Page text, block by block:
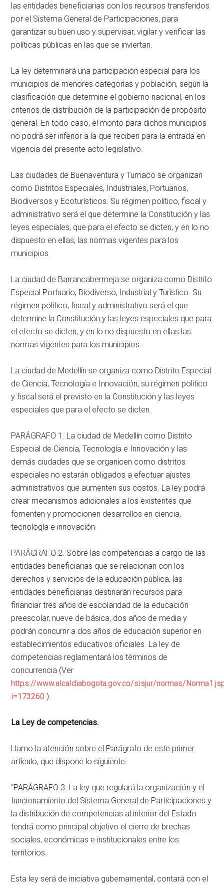
las entidades beneficiarias con los recursos transferidos
por el Sistema General de Participaciones, para
garantizar su buen uso y supervisar, vigilar y verificar las
políticas públicas en las que se inviertan.
La ley determinará una participación especial para los
municipios de menores categorías y población, según la
clasificación que determine el gobierno nacional, en los
criterios de distribución de la participación de propósito
general. En todo caso, el monto para dichos municipios
no podrá ser inferior a la que reciben para la entrada en
vigencia del presente acto legislativo.
Las ciudades de Buenaventura y Tumaco se organizan
como Distritos Especiales, Industriales, Portuarios,
Biodiversos y Ecoturísticos. Su régimen político, fiscal y
administrativo será el que determine la Constitución y las
leyes especiales, que para el efecto se dicten, y en lo no
dispuesto en ellas, las normas vigentes para los
municipios.
La ciudad de Barrancabermeja se organiza como Distrito
Especial Portuario, Biodiverso, Industrial y Turístico. Su
régimen político, fiscal y administrativo será el que
determine la Constitución y las leyes especiales que para
el efecto se dicten, y en lo no dispuesto en ellas las
normas vigentes para los municipios.
La ciudad de Medellín se organiza como Distrito Especial
de Ciencia, Tecnología e Innovación, su régimen político
y fiscal será el previsto en la Constitución y las leyes
especiales que para el efecto se dicten.
PARÁGRAFO 1. La ciudad de Medellín como Distrito
Especial de Ciencia, Tecnología e Innovación y las
demás ciudades que se organicen como distritos
especiales no estarán obligados a efectuar ajustes
administrativos que aumenten sus costos. La ley podrá
crear mecanismos adicionales a los existentes que
fomenten y promocionen desarrollos en ciencia,
tecnología e innovación.
PARÁGRAFO 2. Sobre las competencias a cargo de las
entidades beneficiarias que se relacionan con los
derechos y servicios de la educación pública, las
entidades beneficiarias destinarán recursos para
financiar tres años de escolaridad de la educación
preescolar, nueve de básica, dos años de media y
podrán concurrir a dos años de educación superior en
establecimientos educativos oficiales. La ley de
competencias reglamentará los términos de
concurrencia (Ver
https://www.alcaldiabogota.gov.co/sisjur/normas/
i=173260 ).
La Ley de competencias.
Llamo la atención sobre el Parágrafo de este primer
artículo, que dispone lo siguiente:
“PARÁGRAFO 3. La ley que regulará la organización y el
funcionamiento del Sistema General de Participaciones y
la distribución de competencias al interior del Estado
tendrá como principal objetivo el cierre de brechas
sociales, económicas e institucionales entre los
territorios.
Esta ley será de iniciativa gubernamental, contará con el